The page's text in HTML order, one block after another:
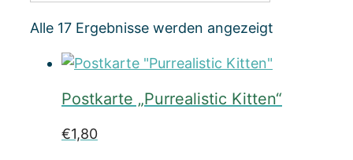
Alle 17 Ergebnisse werden angezeigt
Postkarte „Purrealistic Kitten“
€1,80